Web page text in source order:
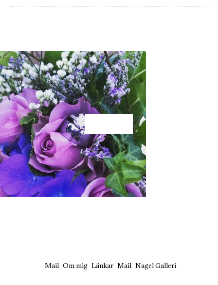
Mail Om mig Länkar Mail Nagel Galleri